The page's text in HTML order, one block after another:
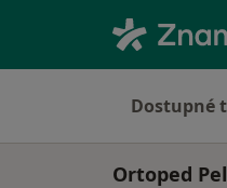
Dostupné
Ortoped